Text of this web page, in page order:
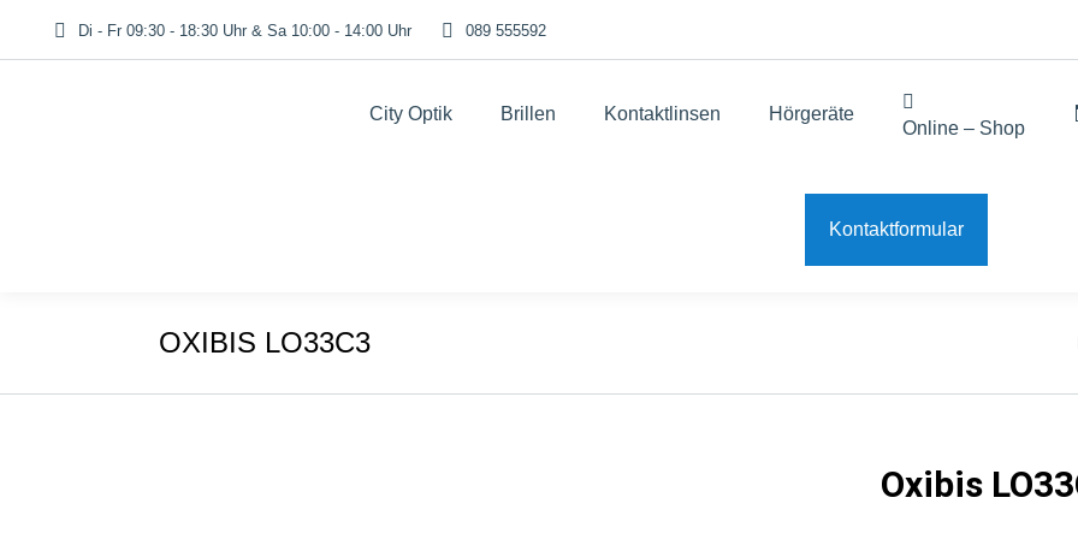
Di - Fr 09:30 - 18:30 Uhr & Sa 10:00 - 14:00 Uhr 089 555592
City Optik Brillen Kontaktlinsen Hörgeräte
Online – Shop
Kontaktformular
OXIBIS LO33C3
Oxibis